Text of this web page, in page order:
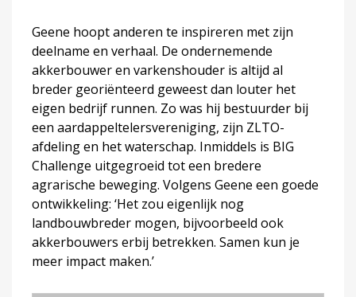
Geene hoopt anderen te inspireren met zijn
deelname en verhaal. De ondernemende
akkerbouwer en varkenshouder is altijd al
breder georiënteerd geweest dan louter het
eigen bedrijf runnen. Zo was hij bestuurder bij
een aardappeltelersvereniging, zijn ZLTO-
afdeling en het waterschap. Inmiddels is BIG
Challenge uitgegroeid tot een bredere
agrarische beweging. Volgens Geene een goede
ontwikkeling: ‘Het zou eigenlijk nog
landbouwbreder mogen, bijvoorbeeld ook
akkerbouwers erbij betrekken. Samen kun je
meer impact maken.’